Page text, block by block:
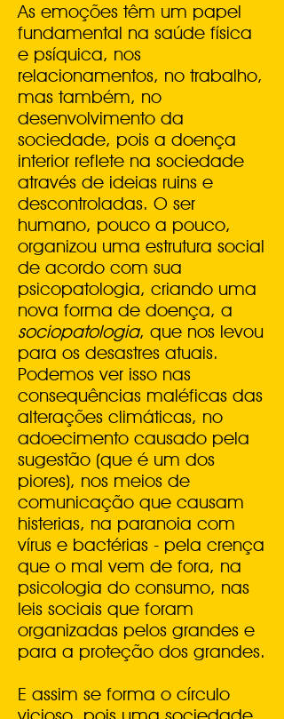
As emoções têm um papel
fundamental na saúde física
e psíquica, nos
relacionamentos, no trabalho,
mas também, no
desenvolvimento da
sociedade, pois a doença
interior reflete na sociedade
através de ideias ruins e
descontroladas. O ser
humano, pouco a pouco,
organizou uma estrutura social
de acordo com sua
psicopatologia, criando uma
nova forma de doença, a
sociopatologia, que nos levou
para os desastres atuais.
Podemos ver isso nas
consequências maléficas das
alterações climáticas, no
adoecimento causado pela
sugestão (que é um dos
piores), nos meios de
comunicação que causam
histerias, na paranoia com
vírus e bactérias - pela crença
que o mal vem de fora, na
psicologia do consumo, nas
leis sociais que foram
organizadas pelos grandes e
para a proteção dos grandes.
E assim se forma o círculo